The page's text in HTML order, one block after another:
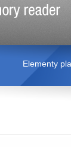
Elementy